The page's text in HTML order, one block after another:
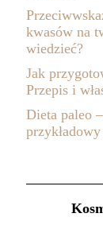
kwasów na
wiedzieć?
Jak
Przepis i
Dieta paleo
przykładowy